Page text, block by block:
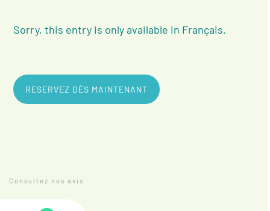
Sorry, this entry is only available in Français.
RESERVEZ DÈS MAINTENANT
Consultez nos avis